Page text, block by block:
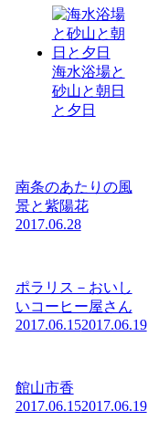
海水浴場と
砂山と朝日
と夕日
南条のあたりの風
景と紫陽花
2017.06.28
ポラリス－おいし
いコーヒー屋さん
2017.06.152017.06.19
館山市香
2017.06.152017.06.19